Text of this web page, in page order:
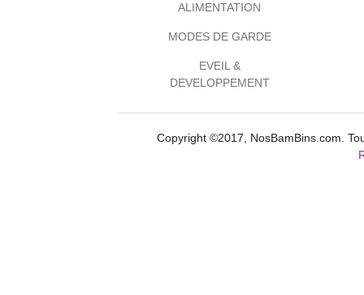
ALIMENTATION
MODES DE GARDE
EVEIL &
DEVELOPPEMENT
Copyright ©2017, NosBamBins.com.